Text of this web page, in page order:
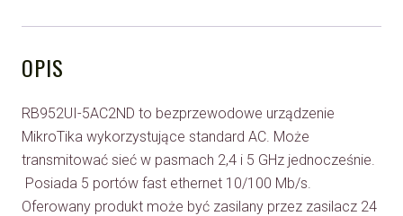
OPIS
RB952UI-5AC2ND to bezprzewodowe urządzenie
MikroTika wykorzystujące standard AC. Może
transmitować sieć w pasmach 2,4 i 5 GHz jednocześnie.
Posiada 5 portów fast ethernet 10/100 Mb/s.
Oferowany produkt może być zasilany przez zasilacz 24